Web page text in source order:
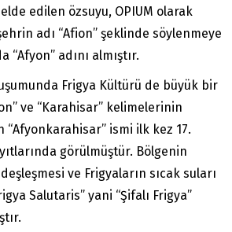
edilen özsuyu, OPIUM olarak
adı “Afion” şeklinde söylenmeye
“Afyon” adını almıştır.
Frigya Kültürü de büyük bir
ve “Karahisar” kelimelerinin
“Afyonkarahisar” ismi ilk kez 17.
görülmüştür. Bölgenin
ve Frigyaların sıcak suları
Salutaris” yani “Şifalı Frigya”